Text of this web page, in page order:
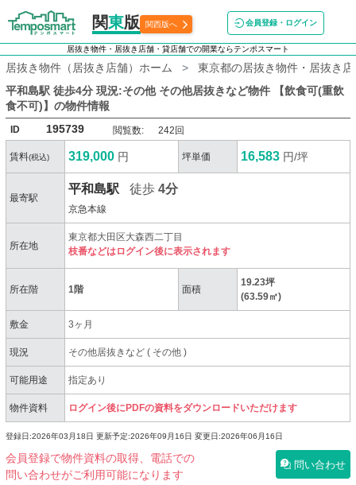
関東版 関西版へ 会員登録・ログイン
居抜き物件・居抜き店舗・貸店舗での開業ならテンポスマート
居抜き物件（居抜き店舗）ホーム
東京都の居抜き物件・居抜き
平和島駅 徒歩4分 現況:その他 その他居抜きなど物件 【飲食可(重飲
食不可)】 の物件情報
ID 195739 閲覧数: 242回
賃料(税込) 319,000 円 坪単価 16,583 円/坪
最寄駅
平和島駅 徒歩4分
京急本線
所在地
東京都大田区大森西二丁目
枝番などはログイン後に表示されます
所在階 1階 面積
19.23坪
(63.59㎡)
敷金 3ヶ月
現況 その他居抜きなど( その他)
可能用途 指定あり
物件資料 ログイン後にPDFの資料をダウンロードいただけます
登録日:2026年03月18日 更新予定:2026年09月16日 変更日:2026年06月16日
会員登録で物件資料の取得、電話での
問い合わせがご利用可能になります
問い合わせ